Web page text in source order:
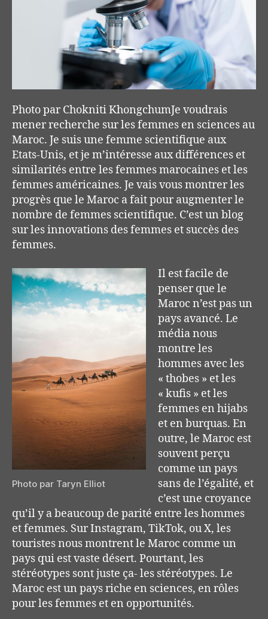
Photo par Chokniti KhongchumJe voudrais
mener recherche sur les femmes en sciences au
Maroc. Je suis une femme scientifique aux
Etats-Unis, et je m’intéresse aux différences et
similarités entre les femmes marocaines et les
femmes américaines. Je vais vous montrer les
progrès que le Maroc a fait pour augmenter le
nombre de femmes scientifique. C’est un blog
sur les innovations des femmes et succès des
femmes.
Photo par Taryn Elliot
Il est facile de
penser que le
Maroc n’est pas un
pays avancé. Le
média nous
montre les
hommes avec les
« thobes » et les
« kufis » et les
femmes en hijabs
et en burquas. En
outre, le Maroc est
souvent perçu
comme un pays
sans de l’égalité, et
c’est une croyance
qu’il y a beaucoup de parité entre les hommes
et femmes. Sur Instagram, TikTok, ou X, les
touristes nous montrent le Maroc comme un
pays qui est vaste désert. Pourtant, les
stéréotypes sont juste ça- les stéréotypes. Le
Maroc est un pays riche en sciences, en rôles
pour les femmes et en opportunités.